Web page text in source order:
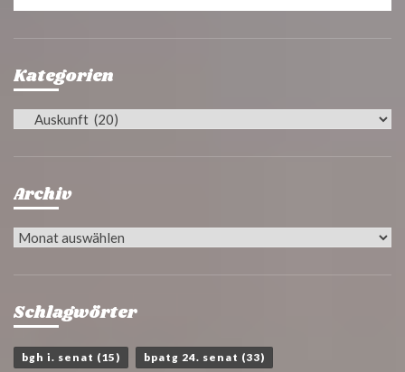
Kategorien
Kategorien
Archiv
Archiv
Schlagwörter
bgh i. senat (15) bpatg 24. senat (33)